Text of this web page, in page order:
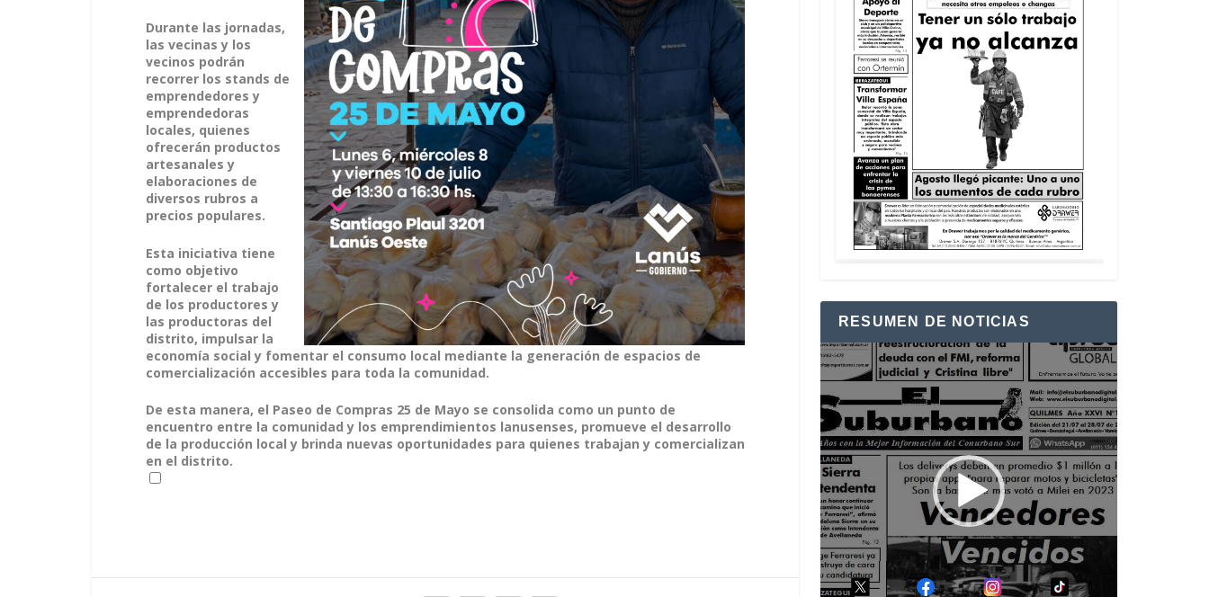
Durante las jornadas,
las vecinas y los
vecinos podrán
recorrer los stands de
emprendedores y
emprendedoras
locales, quienes
ofrecerán productos
artesanales y
elaboraciones de
diversos rubros a
precios populares.
Esta iniciativa tiene
como objetivo
fortalecer el trabajo
de los productores y
las productoras del
distrito, impulsar la
economía social y fomentar el consumo local mediante la generación de espacios de
comercialización accesibles para toda la comunidad.
De esta manera, el Paseo de Compras 25 de Mayo se consolida como un punto de
encuentro entre la comunidad y los emprendimientos lanusenses, promueve el desarrollo
de la producción local y brinda nuevas oportunidades para quienes trabajan y comercializan
en el distrito.
RESUMEN DE NOTICIAS
Reproductor
de
vídeo